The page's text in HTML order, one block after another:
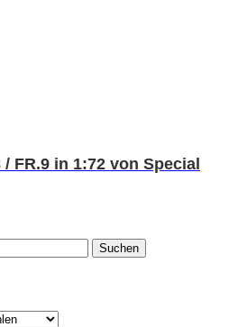
FR.9 in 1:72 von Special
Suchen